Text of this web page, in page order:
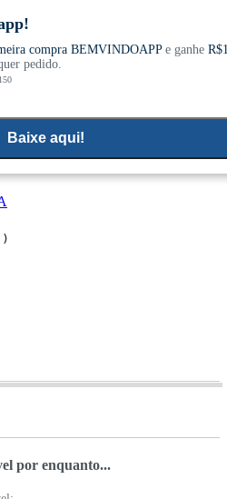
com 0
compra BEMVINDOAPPe ganhe
pedido.
Baixe aqui!
Sabor Pêssego 15 Sachês -
)
por enquanto...